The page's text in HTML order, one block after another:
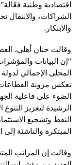
اقتصادية وطنية
الشراكات، والانتقال
والابتكار.
وقالت حنان أهلي،
“إن البيانات
تعكس مرونة القطاعات
الضوء على فاعلية
الرشيدة لتعزيز
النفط وتشجيع
المبتكرة والناشئة إلى
وقالت إن المراتب